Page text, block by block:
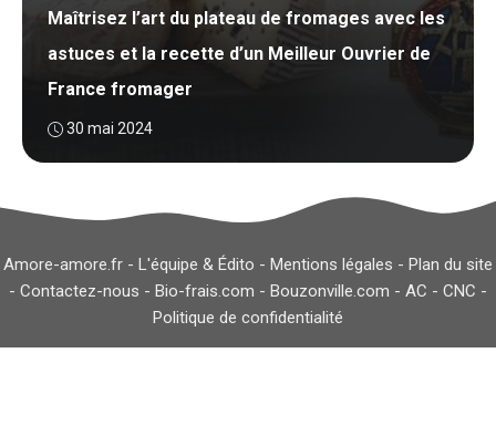
Maîtrisez l’art du plateau de fromages avec les
astuces et la recette d’un Meilleur Ouvrier de
France fromager
30 mai 2024
Amore-amore.fr - L'équipe & Édito - Mentions légales - Plan du site
- Contactez-nous - Bio-frais.com - Bouzonville.com - AC - CNC -
Politique de confidentialité